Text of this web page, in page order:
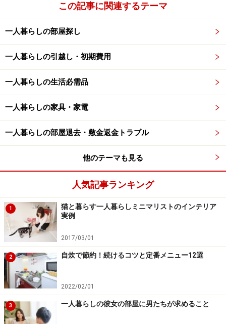
この記事に関連するテーマ
一人暮らしの部屋探し
一人暮らしの引越し・初期費用
一人暮らしの生活必需品
一人暮らしの家具・家電
一人暮らしの部屋退去・敷金返金トラブル
他のテーマも見る
人気記事ランキング
1
猫と暮らす一人暮らしミニマリストのインテリア
実例
2017/03/01
2 自炊で節約！続けるコツと定番メニュー12選
2022/02/01
3 一人暮らしの彼女の部屋に男たちが求めること